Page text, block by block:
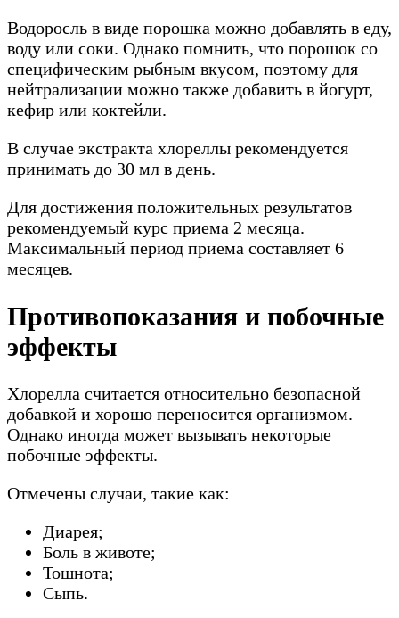
Водоросль в виде порошка можно добавлять в еду,
воду или соки. Однако помнить, что порошок со
специфическим рыбным вкусом, поэтому для
нейтрализации можно также добавить в йогурт,
кефир или коктейли.
В случае экстракта хлореллы рекомендуется
принимать до 30 мл в день.
Для достижения положительных результатов
рекомендуемый курс приема 2 месяца.
Максимальный период приема составляет 6
месяцев.
Противопоказания и побочные
эффекты
Хлорелла считается относительно безопасной
добавкой и хорошо переносится организмом.
Однако иногда может вызывать некоторые
побочные эффекты.
Отмечены случаи, такие как:
Диарея;
Боль в животе;
Тошнота;
Сыпь.